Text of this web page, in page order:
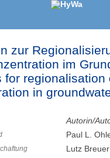
zur
im
for regionalisation
in
Autorin/
Paul L.
Lutz Breuer